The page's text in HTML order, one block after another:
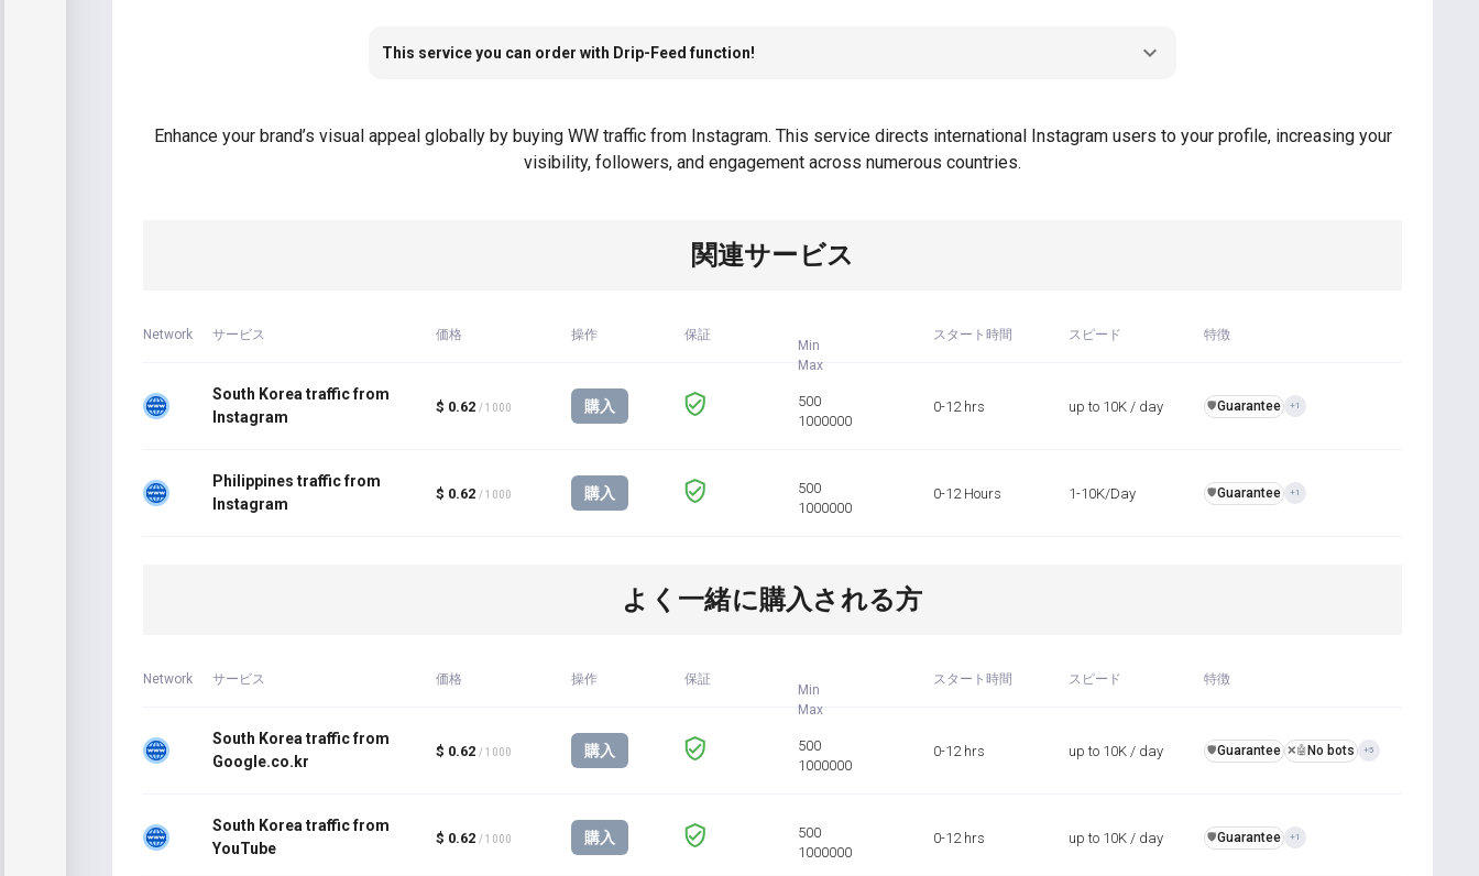
This service you can order with Drip-Feed function!
Enhance your brand’s visual appeal globally by buying WW traffic from Instagram. This service directs international Instagram users to your profile, increasing your
visibility, followers, and engagement across numerous countries.
関連サービス
Network サービス 価格 操作 保証
Min
Max
スタート時間 スピード 特徴
South Korea traffic from
Instagram
$ 0.62 / 1000 購入
500
1000000
0-12 hrs up to 10K / day ️🛡️Guarantee +1
Philippines traffic from
Instagram
$ 0.62 / 1000 購入
500
1000000
0-12 Hours 1-10K/Day ️🛡️Guarantee +1
よく一緒に購入される方
Network サービス 価格 操作 保証
Min
Max
スタート時間 スピード 特徴
South Korea traffic from
Google.co.kr
$ 0.62 / 1000 購入
500
1000000
0-12 hrs up to 10K / day ️🛡️Guarantee ❌🤖 No bots +5
South Korea traffic from
YouTube
$ 0.62 / 1000 購入
500
1000000
0-12 hrs up to 10K / day ️🛡️Guarantee +1